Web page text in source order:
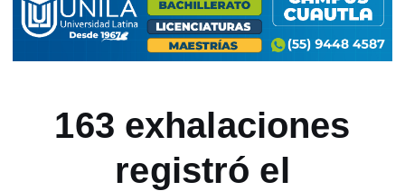
163 exhalaciones
registró el